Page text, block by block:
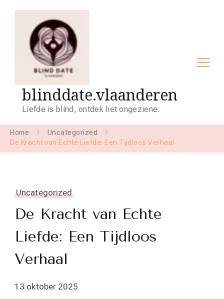
blinddate.vlaanderen
Liefde is blind, ontdek het ongeziene.
Home
Uncategorized
De Kracht van Echte Liefde: Een Tijdloos Verhaal
Uncategorized
De Kracht van Echte
Liefde: Een Tijdloos
Verhaal
13 oktober 2025